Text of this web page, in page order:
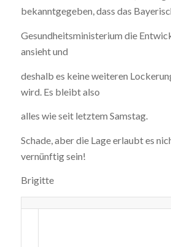
bekanntgegeben, dass das
Gesundheitsministerium die
ansieht und
deshalb es keine weiteren
wird. Es bleibt also
alles wie seit letztem Samstag.
Schade, aber die Lage erlaubt es
vernünftig sein!
Brigitte